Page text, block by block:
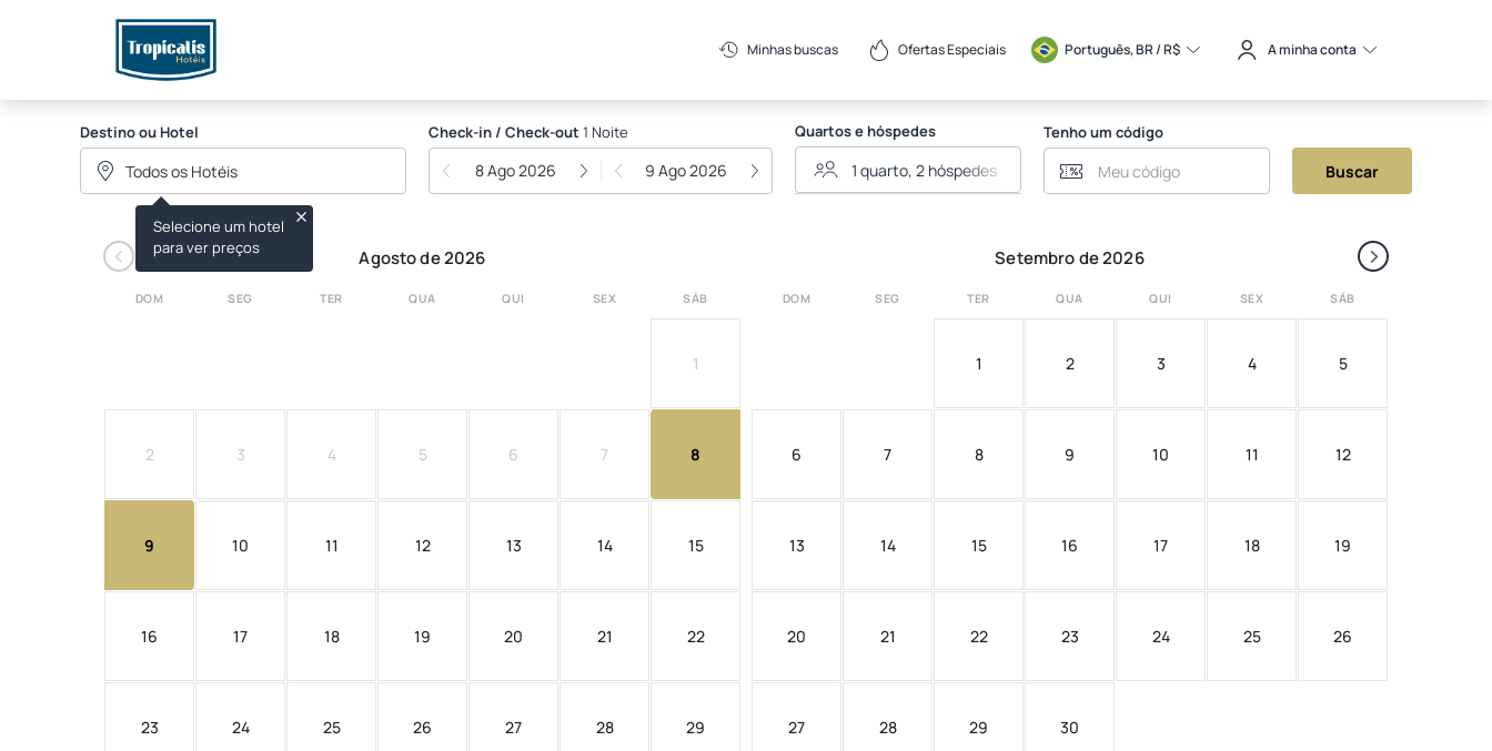
Tropicalis Hoteis Minhas buscas Ofertas Especiais Português, BR / R$ A minha conta
Destino ou Hotel
Selecione um hotel
para ver preços
Check-in / Check-out 1 Noite
8 Ago 2026 9 Ago 2026
Quartos e hóspedes Tenho um código
Buscar
‹ ›
Agosto de 2026
DOM SEG TER QUA QUI SEX SÁB
1
2 3 4 5 6 7 8
9 10 11 12 13 14 15
16 17 18 19 20 21 22
23 24 25 26 27 28 29
Setembro de 2026
DOM SEG TER QUA QUI SEX SÁB
1 2 3 4 5
6 7 8 9 10 11 12
13 14 15 16 17 18 19
20 21 22 23 24 25 26
27 28 29 30